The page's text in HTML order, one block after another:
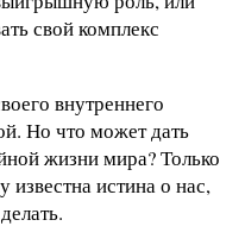
свой комплекс
внутреннего
Но что может дать
жизни мира? Только
истина о нас,